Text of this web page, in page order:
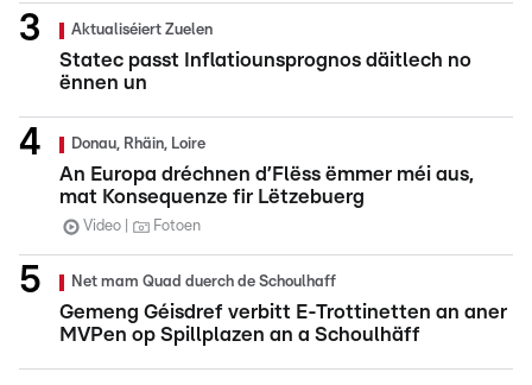
Aktualiséiert Zuelen
Statec passt Inflatiounsprognos däitlech no
ënnen un
Donau, Rhäin, Loire
An Europa dréchnen d’Flëss ëmmer méi aus,
mat Konsequenze fir Lëtzebuerg
Video Fotoen
Net mam Quad duerch de Schoulhaff
Gemeng Géisdref verbitt E-Trottinetten an aner
MVPen op Spillplazen an a Schoulhäff